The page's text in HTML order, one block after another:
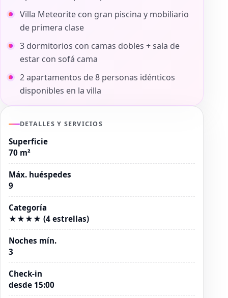
Villa Meteorite con gran piscina y mobiliario
de primera clase
3 dormitorios con camas dobles + sala de
estar con sofá cama
2 apartamentos de 8 personas idénticos
disponibles en la villa
DETALLES Y SERVICIOS
Superficie
70 m²
Máx. huéspedes
9
Categoría
★★★★ (4 estrellas)
Noches mín.
3
Check-in
desde 15:00